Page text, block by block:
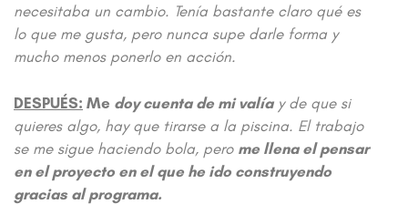
necesitaba un cambio. Tenía bastante claro qué es
lo que me gusta, pero nunca supe darle forma y
mucho menos ponerlo en acción.
DESPUÉS: Me doy cuenta de mi valíay de que si
quieres algo, hay que tirarse a la piscina. El trabajo
se me sigue haciendo bola, pero me llena el pensar
en el proyecto en el que he ido construyendo
gracias al programa.